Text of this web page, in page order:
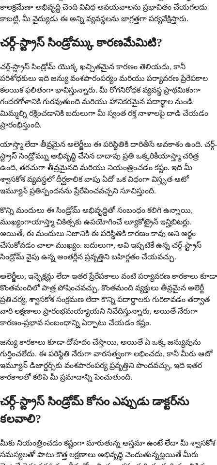
కాలక్రమేణా అభివృద్ధి చెంది వివిధ అవయవాలను ప్రభావితం చేయగలదు
కాబట్టి, మీ వైద్యుడు ఈ అన్ని వ్యవస్థలను జాగ్రత్తగా పర్యవేక్షిస్తారు.
చర్గ్-స్ట్రాస్ సిండ్రోమ్కు కారణమేమిటి?
చర్గ్-స్ట్రాస్ సిండ్రోమ్ యొక్క ఖచ్చితమైన కారణం తెలియదు, కానీ
పరిశోధకులు ఇది జన్యు వంశపారంపర్యం మరియు పర్యావరణ ప్రేరేపకాల
కలయిక ఫలితంగా భావిస్తున్నారు. మీ రోగనిరోధక వ్యవస్థ ప్రాథమికంగా
గందరగోళానికి గురవుతుంది మరియు హానికరమైన పదార్ధాల నుండి
మిమ్మల్ని రక్షించడానికి బదులుగా మీ స్వంత రక్త నాళాలపై దాడి చేయడం
ప్రారంభిస్తుంది.
యాస్త్మా లేదా తీవ్రమైన అలెర్జీలు ఈ పరిస్థితికి దారితీసే అవకాశం ఉంది. చర్గ్-
స్ట్రాస్ సిండ్రోమ్ను అభివృద్ధి చేసిన దాదాపు ప్రతి ఒక్కరికీయాస్త్మా చరిత్ర
ఉంది, తరచుగా తీవ్రమైనది మరియు నియంత్రించడం కష్టం. ఇది మీ
శ్వాసకోశ వ్యవస్థలో దీర్ఘకాలిక వాపు ఏదో ఒక విధంగా విస్తృత ఆటో
ఇమ్యూన్ ప్రతిస్పందనను ప్రేరేపించవచ్చని సూచిస్తుంది.
కొన్ని మందులు ఈ సిండ్రోమ్ అభివృద్ధితో సంబంధం కలిగి ఉన్నాయి,
ముఖ్యంగాయాస్త్మా చికిత్సకు ఉపయోగించే ల్యూకోట్రైన్ ఇన్హిబిటర్లు.
అయితే, ఈ మందులు నిజానికి ఈ పరిస్థితికి కారణం కావు అని అర్థం
చేసుకోవడం చాలా ముఖ్యం. బదులుగా, అవి ఇప్పటికే ఉన్న చర్గ్-స్ట్రాస్
సిండ్రోమ్ వైపు ఉన్న అంతర్లీన ప్రవృత్తిని బహిర్గతం చేయవచ్చు.
అలెర్జీలు, ఇన్ఫెక్షన్లు లేదా ఇతర ప్రేరేపకాలు వంటి పర్యావరణ కారకాలు కూడా
కొంతమందిలో పాత్ర పోషించవచ్చు. కొంతమంది వ్యక్తులు తీవ్రమైన అలెర్జీ
ప్రతిచర్య, శ్వాసకోశ సంక్రమణ లేదా కొన్ని పదార్థాలకు గురికావడం తర్వాత
వారి లక్షణాలు ప్రారంభమయ్యాయని నివేదిస్తున్నారు, అయితే నేరుగా
కారణం-ప్రభావ సంబంధాన్ని ఏర్పాటు చేయడం కష్టం.
జన్యు కారకాలు కూడా దోహదం చేస్తాయి, అయితే ఏ ఒక్క జన్యువును
గుర్తించలేదు. ఈ పరిస్థితి నేరుగా వారసత్వంగా లభించదు, కానీ మీరు ఆటో
ఇమ్యూన్ డిజార్డర్స్‌కు వంశపారంపర్య ప్రవృత్తిని పొందవచ్చు, ఇది ఇతర
కారకాలతో కలిపి మీ ప్రమాదాన్ని పెంచుతుంది.
చర్గ్-స్ట్రాస్ సిండ్రోమ్ కోసం ఎప్పుడు డాక్టర్‌ను
కలవాలి?
మీకు నియంత్రించడం కష్టంగా మారుతున్న ఆస్తమా ఉంటే లేదా మీ శ్వాసకోశ
సమస్యలతో పాటు కొత్త లక్షణాలు అభివృద్ధి చెందుతున్నట్లయితే మీరు